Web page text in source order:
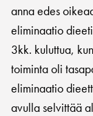
anna edes
eliminaatio
3kk. kuluttua,
toiminta oli
eliminaatio
avulla selvittää